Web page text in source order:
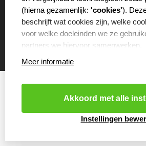
- Copyright 2026
(hierna gezamenlijk: 'cookies').
beschrijft wat cookies zijn, welke
voor welke doeleinden we ze
partners we hiervoor samenwerken.
die je bezoekt. Cookies kunnen
gebruikt om websites efficiënter te
producten die je aan je
Meer informatie
Akkoord met alle
Instellingen